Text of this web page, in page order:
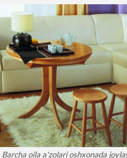
Barcha oila a'zolari oshxonada